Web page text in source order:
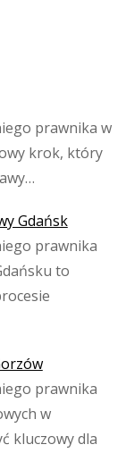
prawnika w
krok, który
Gdańsk
prawnika
to
prawnika
w
kluczowy dla